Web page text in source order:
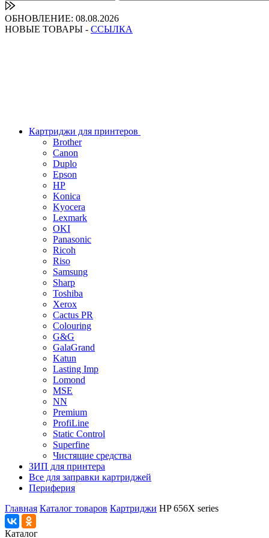
ОБНОВЛЕНИЕ: 08.08.2026
НОВЫЕ ТОВАРЫ - ССЫЛКА
Картриджи для принтеров
Brother
Canon
Duplo
Epson
HP
Konica
Kyocera
Lexmark
OKI
Panasonic
Ricoh
Riso
Samsung
Sharp
Toshiba
Xerox
Cactus PR
Colouring
G&G
GalaGrand
Katun
Lasting Imp
Lomond
MSE
NN
Premium
ProfiLine
Static Control
Superfine
Чистящие средства
ЗИП для принтера
Все для заправки картриджей
Периферия
Главная Каталог товаров Картриджи HP 656X series
Каталог